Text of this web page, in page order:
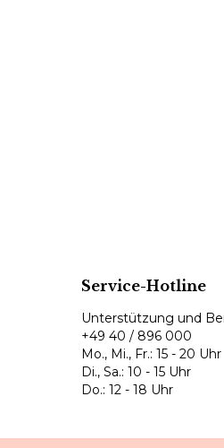
Service-Hotline
Unterstützung und
+49 40 / 896 000
Mo., Mi., Fr.: 15 - 20 Uhr
Di., Sa.: 10 - 15 Uhr
Do.: 12 - 18 Uhr